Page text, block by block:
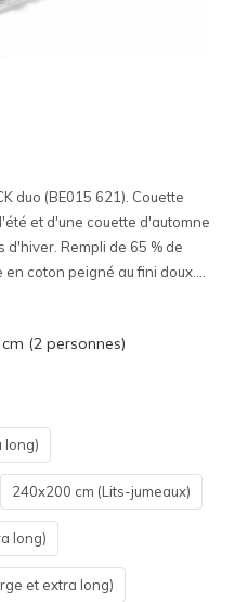
duo (BE015 621). Couette
et d'une couette d'automne
d'hiver. Rempli de 65 % de
coton peigné au fini doux....
(2 personnes)
long)
240x200 cm (Lits-jumeaux)
long)
et extra long)